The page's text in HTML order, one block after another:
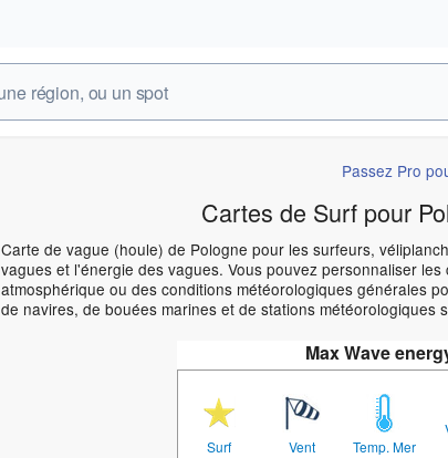
Passez Pro
Cartes de Surf pour
Carte de vague (houle) de Pologne pour les surfeurs,
vagues et l'énergie des vagues. Vous pouvez personnaliser
atmosphérique ou des conditions météorologiques générales
de navires, de bouées marines et de stations
Max Wave
Surf Vent Temp. Mer